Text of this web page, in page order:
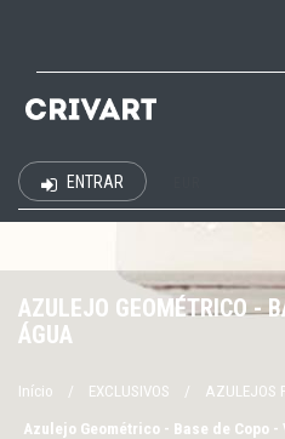
ENTRAR
AZULEJO GEOMÉTRICO -
ÁGUA
Início / EXCLUSIVOS / AZULEJOS
Azulejo Geométrico - Base de Copo -